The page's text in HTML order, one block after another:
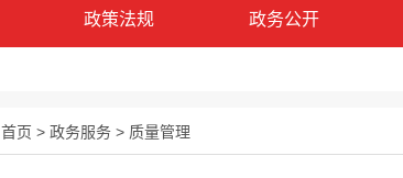
政策法规 政务公开
首页 > 政务服务 > 质量管理